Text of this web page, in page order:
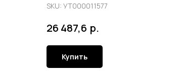
SKU: УТ000011577
26 487,6 р.
Купить